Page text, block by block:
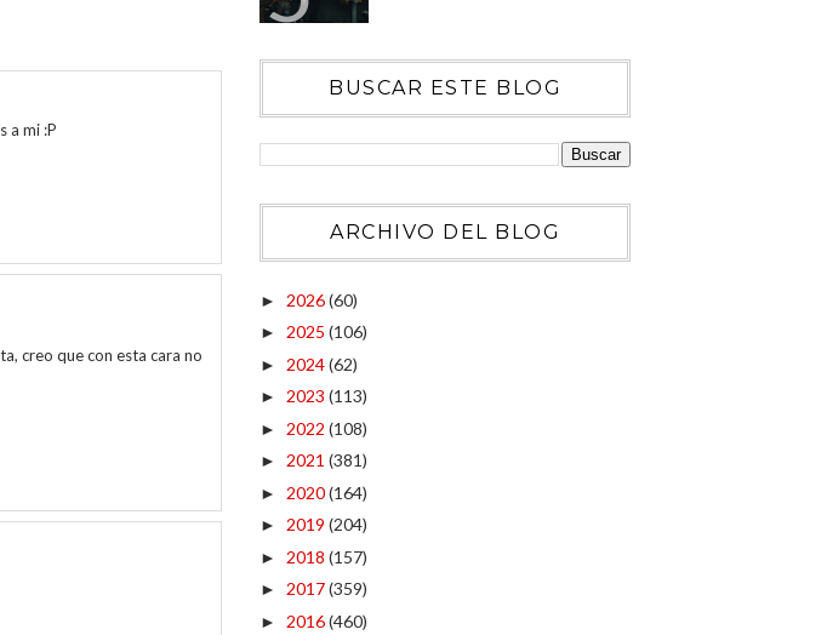
a mi :P
creo que con esta cara no
BUSCAR ESTE BLOG
ARCHIVO DEL BLOG
► 2026(60)
► 2025 (106)
► 2024(62)
► 2023 (113)
► 2022 (108)
► 2021 (381)
► 2020(164)
► 2019 (204)
► 2018 (157)
► 2017(359)
► 2016(460)